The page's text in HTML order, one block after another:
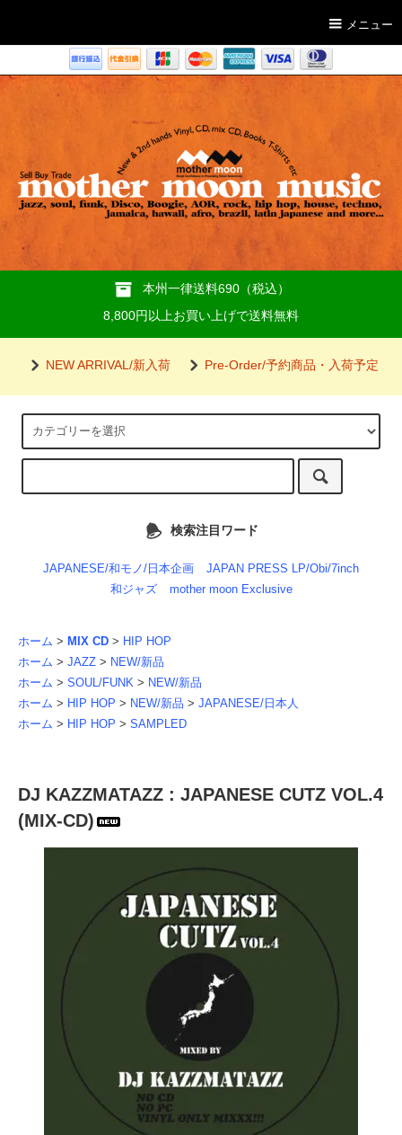
メニュー
本州一律送料690（税込）
8,800円以上お買い上げで送料無料
NEW ARRIVAL/新入荷 Pre-Order/予約商品・入荷予定
検索注目ワード
JAPANESE/和モノ/日本企画
JAPAN PRESS LP/Obi/7inch
和ジャズ
mother moon Exclusive
ホーム > MIX CD > HIP HOP
ホーム > JAZZ > NEW/新品
ホーム > SOUL/FUNK > NEW/新品
ホーム > HIP HOP > NEW/新品 > JAPANESE/日本人
ホーム > HIP HOP > SAMPLED
DJ KAZZMATAZZ : JAPANESE CUTZ VOL.4
(MIX-CD)